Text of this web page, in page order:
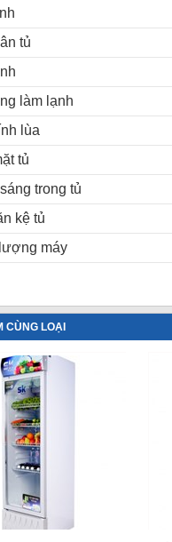
tủ
làm lạnh
lùa
tủ
trong tủ
kệ tủ
máy
CÙNG LOẠI